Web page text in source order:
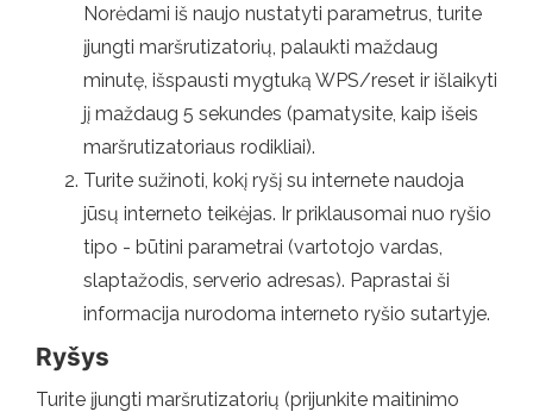
Norėdami iš naujo nustatyti parametrus, turite
įjungti maršrutizatorių, palaukti maždaug
minutę, išspausti mygtuką WPS/reset ir išlaikyti
jį maždaug 5 sekundes (pamatysite, kaip išeis
maršrutizatoriaus rodikliai).
Turite sužinoti, kokį ryšį su internete naudoja
jūsų interneto teikėjas. Ir priklausomai nuo ryšio
tipo - būtini parametrai (vartotojo vardas,
slaptažodis, serverio adresas). Paprastai ši
informacija nurodoma interneto ryšio sutartyje.
Ryšys
Turite įjungti maršrutizatorių (prijunkite maitinimo